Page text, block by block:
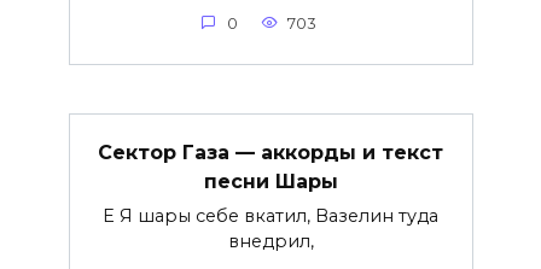
0 703
Сектор Газа — аккорды и текст
песни Шары
E Я шары себе вкатил, Вазелин туда
внедрил,